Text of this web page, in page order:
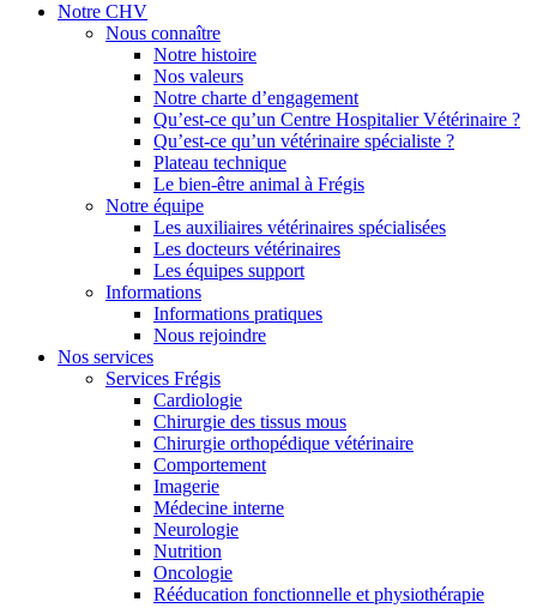
Notre CHV
Nous connaître
Notre histoire
Nos valeurs
Notre charte d’engagement
Qu’est-ce qu’un Centre Hospitalier Vétérinaire ?
Qu’est-ce qu’un vétérinaire spécialiste ?
Plateau technique
Le bien-être animal à Frégis
Notre équipe
Les auxiliaires vétérinaires spécialisées
Les docteurs vétérinaires
Les équipes support
Informations
Informations pratiques
Nous rejoindre
Nos services
Services Frégis
Cardiologie
Chirurgie des tissus mous
Chirurgie orthopédique vétérinaire
Comportement
Imagerie
Médecine interne
Neurologie
Nutrition
Oncologie
Rééducation fonctionnelle et physiothérapie